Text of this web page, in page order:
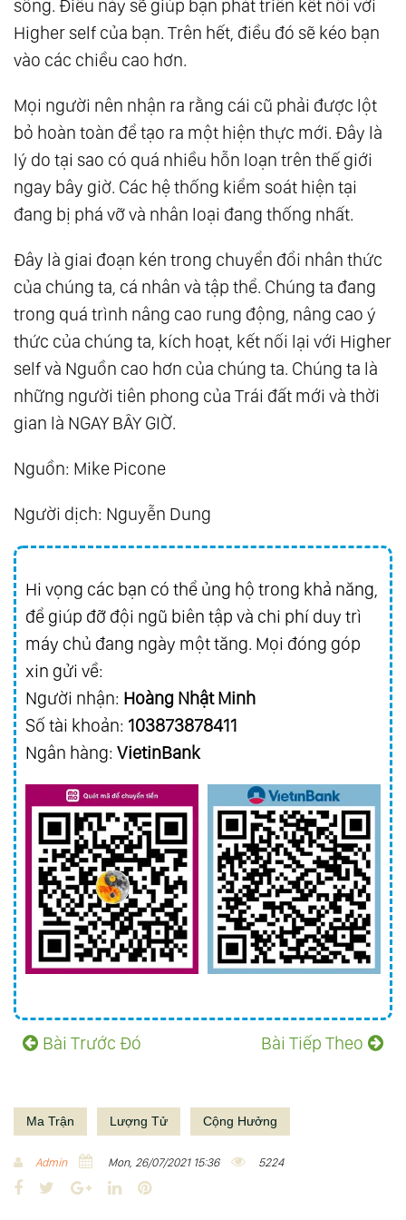
sống. Điều này sẽ giúp bạn phát triển kết nối với
Higher self của bạn. Trên hết, điều đó sẽ kéo bạn
vào các chiều cao hơn.
Mọi người nên nhận ra rằng cái cũ phải được lột
bỏ hoàn toàn để tạo ra một hiện thực mới. Đây là
lý do tại sao có quá nhiều hỗn loạn trên thế giới
ngay bây giờ. Các hệ thống kiểm soát hiện tại
đang bị phá vỡ và nhân loại đang thống nhất.
Đây là giai đoạn kén trong chuyển đổi nhân thức
của chúng ta, cá nhân và tập thể. Chúng ta đang
trong quá trình nâng cao rung động, nâng cao ý
thức của chúng ta, kích hoạt, kết nối lại với Higher
self và Nguồn cao hơn của chúng ta. Chúng ta là
những người tiên phong của Trái đất mới và thời
gian là NGAY BÂY GIỜ.
Nguồn: Mike Picone
Người dịch: Nguyễn Dung
Hi vọng các bạn có thể ủng hộ trong khả năng,
để giúp đỡ đội ngũ biên tập và chi phí duy trì
máy chủ đang ngày một tăng. Mọi đóng góp
xin gửi về:
Người nhận: Hoàng Nhật Minh
Số tài khoản: 103873878411
Ngân hàng: VietinBank
Bài Trước Đó Bài Tiếp Theo
Ma Trận Lượng Tử Cộng Hưởng
Admin Mon, 26/07/2021 15:36 5224
P